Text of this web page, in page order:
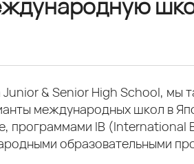
Junior & Senior High School, мы
международных школ в
программами IB (International
образовательными